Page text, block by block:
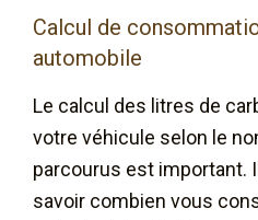
Calcul de
automobile
Le calcul des litres de
votre véhicule selon le
parcourus est important.
savoir combien vous